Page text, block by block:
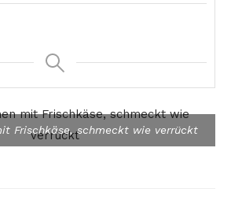
Frischkäse, schmeckt wie verrückt